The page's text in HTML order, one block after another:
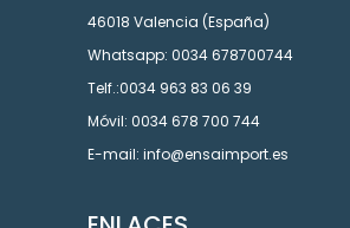
46018 Valencia (España)
Whatsapp: 0034 678700744
Telf.:0034 963 83 06 39
Móvil: 0034 678 700 744
E-mail: info@ensaimport.es